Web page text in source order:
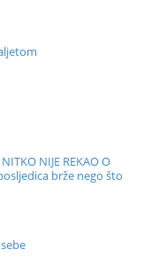
NIJE REKAO O
brže nego što